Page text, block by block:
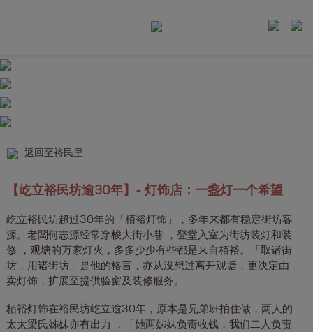
返回至裕民里
【屹立裕民坊逾30年】- 灯饰店：一盏灯一个希望
屹立裕民坊超过30年的「栢裕灯饰」，多年来都有稳定街坊客
源。老闆何志源经常穿梭大街小巷 ，登堂入室为街坊装灯和装
修 ，观塘的万家灯火，多多少少有些都是来自栢裕。「取诸街
坊，用诸街坊」是他的格言，亦从没想过离开观塘，更决定由
卖灯饰，扩展至提供验窗及装修服务。
栢裕灯饰在裕民坊屹立逾30年，原本是兄弟班拍住做，两人的
太太梁氏姊妹亦有出力 ，「她两姊妹负责收钱，我们二人负责